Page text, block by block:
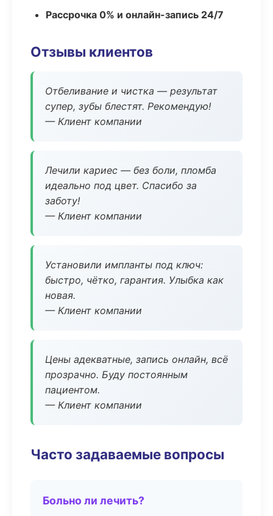
Рассрочка 0% и онлайн-запись 24/7
Отзывы клиентов
Отбеливание и чистка — результат
супер, зубы блестят. Рекомендую!
— Клиент компании
Лечили кариес — без боли, пломба
идеально под цвет. Спасибо за
заботу!
— Клиент компании
Установили импланты под ключ:
быстро, чётко, гарантия. Улыбка как
новая.
— Клиент компании
Цены адекватные, запись онлайн, всё
прозрачно. Буду постоянным
пациентом.
— Клиент компании
Часто задаваемые вопросы
Больно ли лечить?